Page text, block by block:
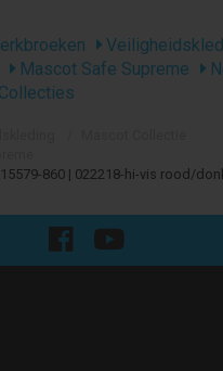
Mascot Safe Supreme
Collecties
860 | 022218-hi-vis rood/